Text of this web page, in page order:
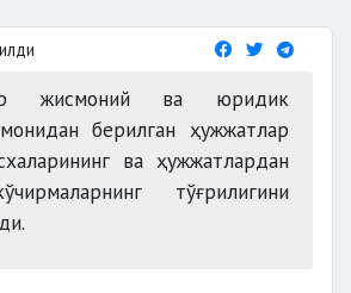
жисмоний ва юридик
берилган ҳужжатлар
ва ҳужжатлардан
тўғрилигини